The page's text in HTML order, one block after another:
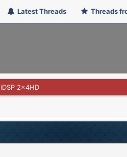
Latest Threads Threads
2x4HD